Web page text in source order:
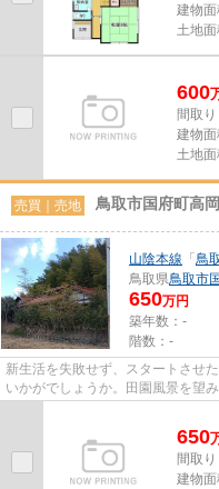
建物面
土地面
600
間取
建物面
土地面
売買｜売地 鳥取市国府町高
山陰本線 「鳥
鳥取県鳥取市
650万円
築年数：-
階数：-
新生活を失敗せず、スタートさせ
いかがでしょうか。田園風景を望
本線鳥取周辺で土地を探すな...
650
間取
建物面